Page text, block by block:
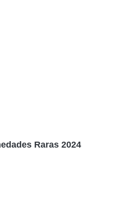
Raras 2024